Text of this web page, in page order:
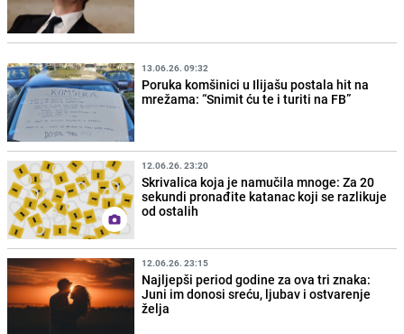
13.06.26. 09:32
Poruka komšinici u Ilijašu postala hit na
mrežama: “Snimit ću te i turiti na FB”
12.06.26. 23:20
Skrivalica koja je namučila mnoge: Za 20
sekundi pronađite katanac koji se razlikuje
od ostalih
12.06.26. 23:15
Najljepši period godine za ova tri znaka:
Juni im donosi sreću, ljubav i ostvarenje
želja